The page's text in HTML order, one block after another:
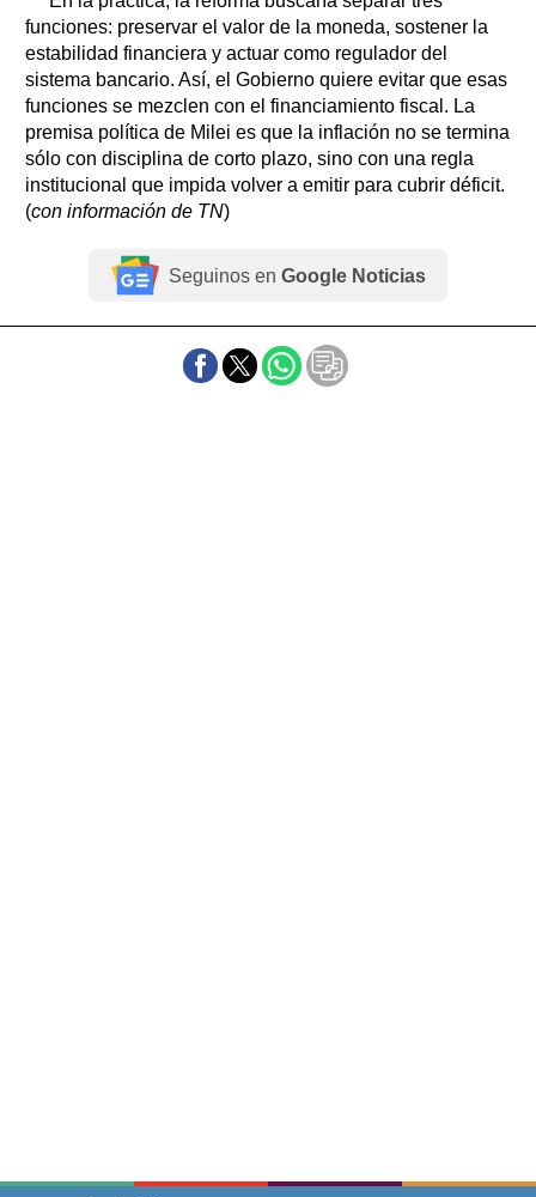
funciones: preservar el valor de la moneda, sostener la
estabilidad financiera y actuar como regulador del
sistema bancario. Así, el Gobierno quiere evitar que esas
funciones se mezclen con el financiamiento fiscal. La
premisa política de Milei es que la inflación no se termina
sólo con disciplina de corto plazo, sino con una regla
institucional que impida volver a emitir para cubrir déficit.
(con información de TN)
Seguinos en Google Noticias